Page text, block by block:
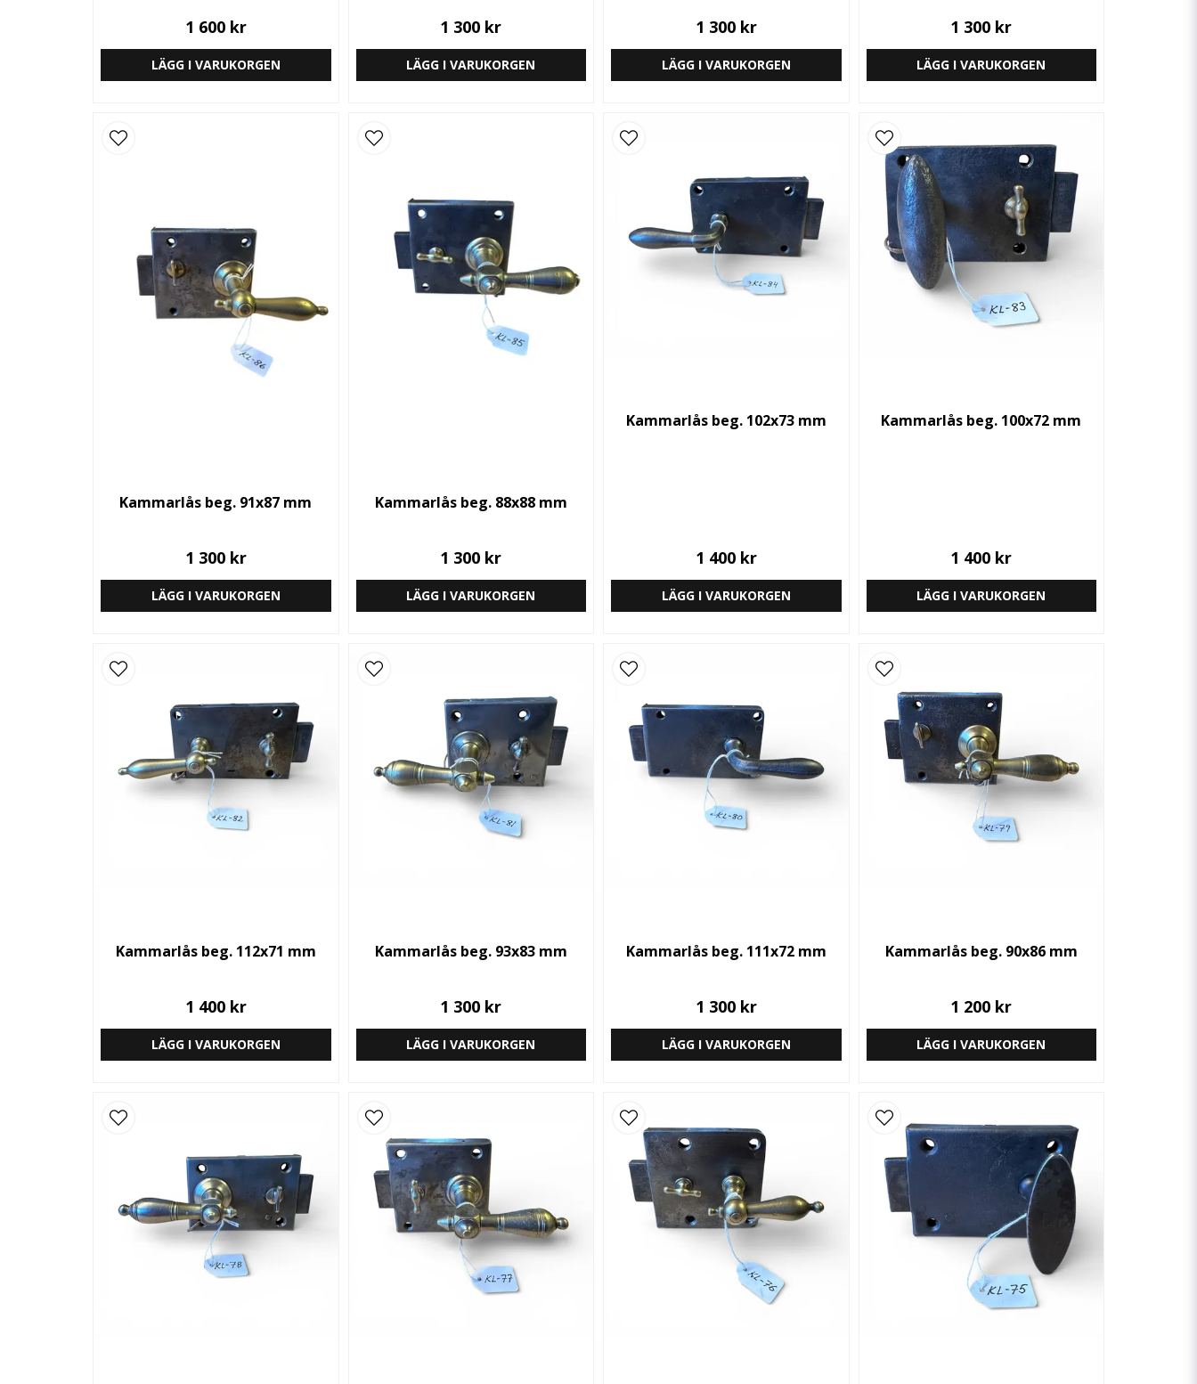
1 600 kr
LÄGG I VARUKORGEN
1 300 kr
LÄGG I VARUKORGEN
1 300 kr
LÄGG I VARUKORGEN
1 300 kr
LÄGG I VARUKORGEN
Kammarlås beg. 91x87 mm
1 300 kr
LÄGG I VARUKORGEN
Kammarlås beg. 88x88 mm
1 300 kr
LÄGG I VARUKORGEN
Kammarlås beg. 102x73 mm
1 400 kr
LÄGG I VARUKORGEN
Kammarlås beg. 100x72 mm
1 400 kr
LÄGG I VARUKORGEN
Kammarlås beg. 112x71 mm
1 400 kr
LÄGG I VARUKORGEN
Kammarlås beg. 93x83 mm
1 300 kr
LÄGG I VARUKORGEN
Kammarlås beg. 111x72 mm
1 300 kr
LÄGG I VARUKORGEN
Kammarlås beg. 90x86 mm
1 200 kr
LÄGG I VARUKORGEN